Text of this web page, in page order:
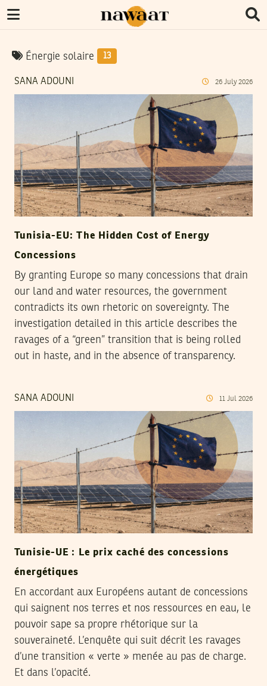
Énergie solaire 13
SANA ADOUNI 26 July 2026
Tunisia-EU: The Hidden Cost of Energy
Concessions
By granting Europe so many concessions that drain
our land and water resources, the government
contradicts its own rhetoric on sovereignty. The
investigation detailed in this article describes the
ravages of a “green” transition that is being rolled
out in haste, and in the absence of transparency.
SANA ADOUNI 11 Jul 2026
Tunisie-UE : Le prix caché des concessions
énergétiques
En accordant aux Européens autant de concessions
qui saignent nos terres et nos ressources en eau, le
pouvoir sape sa propre rhétorique sur la
souveraineté. L’enquête qui suit décrit les ravages
d’une transition « verte » menée au pas de charge.
Et dans l’opacité.